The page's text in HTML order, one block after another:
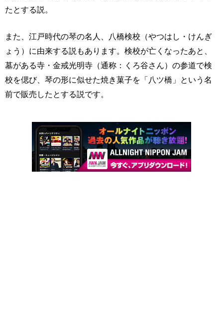
たとする説。
また、江戸時代の琴の名人、八橋検校（やつはし・けんぎ
ょう）に由来する説もあります。検校が亡くなったあと、
墓がある寺・金戒光明寺（通称：くろ谷さん）の参道で検
校を偲び、琴の形に似せた焼き菓子を「八ツ橋」という名
前で販売したとする説です。